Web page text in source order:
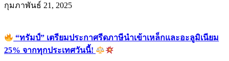
กุมภาพันธ์ 21, 2025
“ทรัมป์” เตรียมประกาศรีดภาษีนำเข้าเหล็กและอะลูมิเนียม
25% จากทุกประเทศวันนี้!